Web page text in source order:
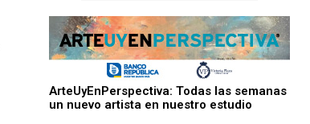
ArteUyEnPerspectiva: Todas las semanas
un nuevo artista en nuestro estudio